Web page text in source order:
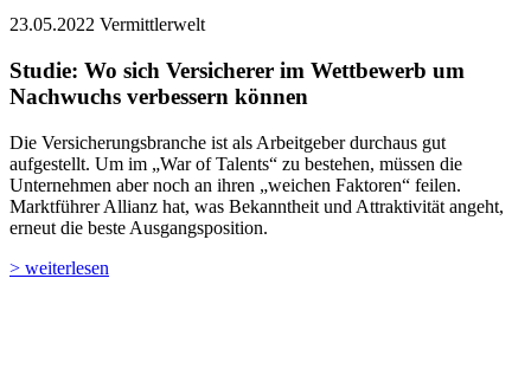
23.05.2022 Vermittlerwelt
Studie: Wo sich Versicherer im Wettbe­werb um
Nachwuchs verbessern können
Die Versicherungsbranche ist als Arbeitgeber durchaus gut
aufgestellt. Um im „War of Talents“ zu bestehen, müssen die
Unternehmen aber noch an ihren „weichen Faktoren“ feilen.
Marktführer Allianz hat, was Bekanntheit und Attraktivität angeht,
erneut die beste Ausgangsposition.
> weiterlesen